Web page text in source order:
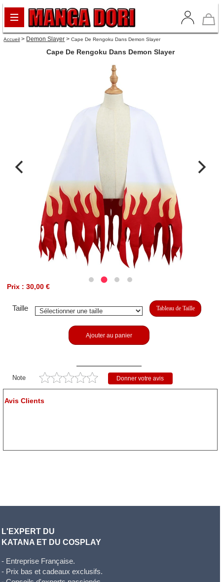
Accueil > Demon Slayer >Cape De Rengoku Dans Demon Slayer
Cape De Rengoku Dans Demon Slayer
Prix : 30,00 €
Taille Tableau de Taille
Ajouter au panier
Note Donner votre avis
Avis Clients
L'EXPERT DU
KATANA ET DU COSPLAY
- Entreprise Française.
- Prix bas et cadeaux exclusifs.